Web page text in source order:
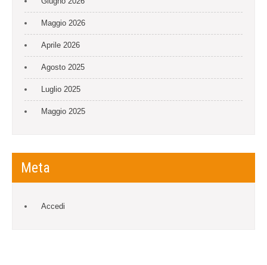
Maggio 2026
Aprile 2026
Agosto 2025
Luglio 2025
Maggio 2025
Meta
Accedi